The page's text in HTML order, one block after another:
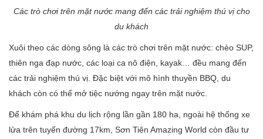
Các trò chơi trên mặt nước mang đến các trải nghiệm thú vị cho
du khách
Xuôi theo các dòng sông là các trò chơi trên mặt nước: chèo SUP,
thiên nga đạp nước, các loại ca nô điện, kayak… đều mang đến
các trải nghiệm thú vị. Đặc biệt với mô hình thuyền BBQ, du
khách còn có thể mở tiệc nướng ngay trên mặt nước.
Để khám phá khu du lịch rộng lần gần 180 ha, ngoài hệ thống xe
lửa trên tuyến đường 17km, Sơn Tiên Amazing World còn đầu tư